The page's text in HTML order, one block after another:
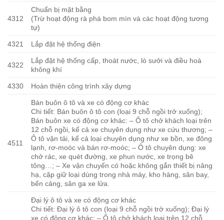
4312
Chuẩn bị mặt bằng
(Trừ hoạt động rà phá bom mìn và các hoạt động tương
tự)
4321 Lắp đặt hệ thống điện
4322
Lắp đặt hệ thống cấp, thoát nước, lò sưởi và điều hoà
không khí
4330 Hoàn thiện công trình xây dựng
4511
Bán buôn ô tô và xe có động cơ khác
Chi tiết: Bán buôn ô tô con (loại 9 chỗ ngồi trở xuống);
Bán buôn xe có động cơ khác: – Ô tô chở khách loại trên
12 chỗ ngồi, kể cả xe chuyên dụng như xe cứu thương; –
Ô tô vận tải, kể cả loại chuyên dụng như xe bồn, xe đông
lạnh, rơ-moóc và bán rơ-moóc; – Ô tô chuyên dụng: xe
chở rác, xe quét đường, xe phun nước, xe trọng bê
tông…; – Xe vận chuyển có hoặc không gắn thiết bị nâng
hạ, cặp giữ loại dùng trong nhà máy, kho hàng, sân bay,
bến cảng, sân ga xe lửa.
Đại lý ô tô và xe có động cơ khác
Chi tiết: Đại lý ô tô con (loại 9 chỗ ngồi trở xuống); Đại lý
xe có động cơ khác: – Ô tô chở khách loại trên 12 chỗ